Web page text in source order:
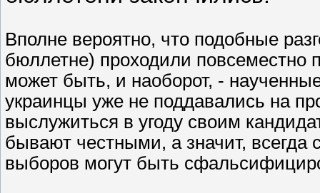
Вполне вероятно, что подобные
бюллетне) проходили повсеместно
может быть, и наоборот, -
украинцы уже не поддавались на
выслужиться в угоду своим
бывают честными, а значит, всегда
выборов могут быть